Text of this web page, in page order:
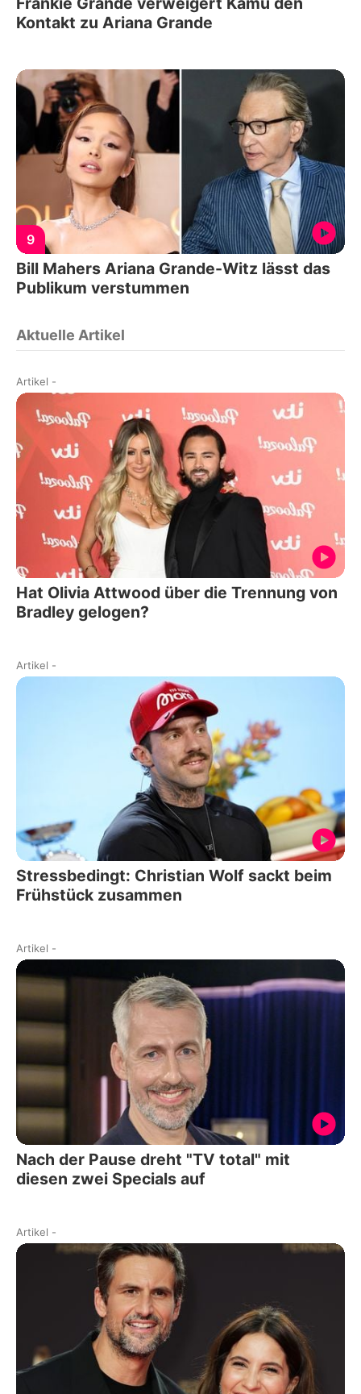
Kontakt zu Ariana Grande
9
Bill Mahers Ariana Grande-Witz lässt das
Publikum verstummen
Aktuelle Artikel
Artikel -
Hat Olivia Attwood über die Trennung von
Bradley gelogen?
Artikel -
Stressbedingt: Christian Wolf sackt beim
Frühstück zusammen
Artikel -
Nach der Pause dreht "TV total" mit
diesen zwei Specials auf
Artikel -